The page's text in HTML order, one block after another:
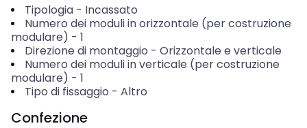
Tipologia- Incassato
Numero dei moduli in orizzontale (per costruzione
modulare) - 1
Direzione di montaggio - Orizzontale e verticale
Numero dei moduli in verticale (per costruzione
modulare) - 1
Tipo di fissaggio - Altro
Confezione